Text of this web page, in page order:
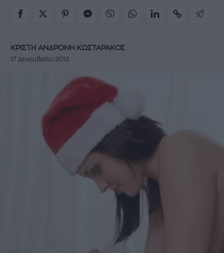
ΚΡΙΣΤΗ ΑΝΔΡΟΝΗ ΚΩΣΤΑΡΑΚΟΣ
17 Δεκεμβρίου 2012